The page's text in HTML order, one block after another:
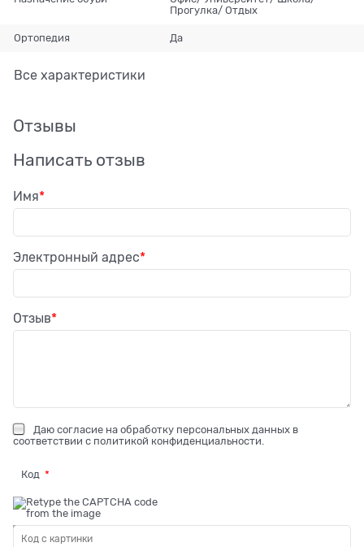
Прогулка/ Отдых
Ортопедия Да
Все характеристики
Отзывы
Написать отзыв
Имя
Электронный адрес
Отзыв
Даю согласие на обработку персональных данных в
соответствии с политикой конфиденциальности
Код